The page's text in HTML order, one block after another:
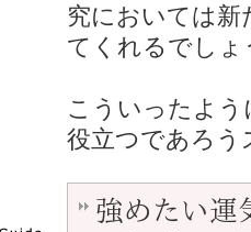
究においては新
てくれるでしょ
こういったよ
役立つであろう
強めたい運